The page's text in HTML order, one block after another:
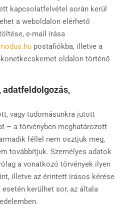
kapcsolatfelvétel során kerül
a weboldalon elérhető
e-mail írása
postafiókba, illetve a
oldalon történő
vagy tudomásunkra jutott
– a törvényben meghatározott
féllel nem osztjuk meg,
továbbítjuk. Személyes adatok
a vonatkozó törvények ilyen
illetve az érintett írásos kérése
esetén kerülhet sor, az általa